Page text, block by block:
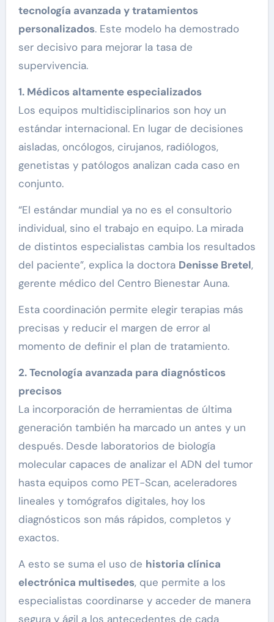
tecnología avanzada y tratamientos
personalizados. Este modelo ha demostrado
ser decisivo para mejorar la tasa de
supervivencia.
1. Médicos altamente especializados
Los equipos multidisciplinarios son hoy un
estándar internacional. En lugar de decisiones
aisladas, oncólogos, cirujanos, radiólogos,
genetistas y patólogos analizan cada caso en
conjunto.
“El estándar mundial ya no es el consultorio
individual, sino el trabajo en equipo. La mirada
de distintos especialistas cambia los resultados
del paciente”, explica la doctora Denisse Bretel,
gerente médico del Centro Bienestar Auna.
Esta coordinación permite elegir terapias más
precisas y reducir el margen de error al
momento de definir el plan de tratamiento.
2. Tecnología avanzada para diagnósticos
precisos
La incorporación de herramientas de última
generación también ha marcado un antes y un
después. Desde laboratorios de biología
molecular capaces de analizar el ADN del tumor
hasta equipos como PET-Scan, aceleradores
lineales y tomógrafos digitales, hoy los
diagnósticos son más rápidos, completos y
exactos.
A esto se suma el uso de historia clínica
electrónica multisedes, que permite a los
especialistas coordinarse y acceder de manera
segura y ágil a los antecedentes de cada